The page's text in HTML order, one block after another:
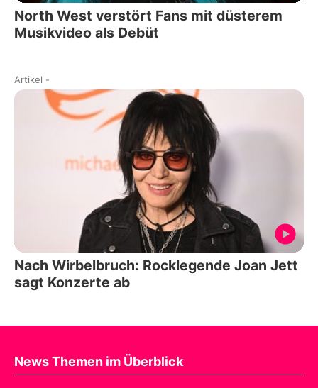
North West verstört Fans mit düsterem
Musikvideo als Debüt
Artikel -
Nach Wirbelbruch: Rocklegende Joan Jett
sagt Konzerte ab
News Themen im Überblick